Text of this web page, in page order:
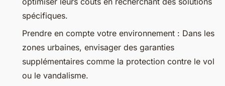
spécifiques.
Prendre en compte votre environnement : Dans les
zones urbaines, envisager des garanties
supplémentaires comme la protection contre le vol
ou le vandalisme.